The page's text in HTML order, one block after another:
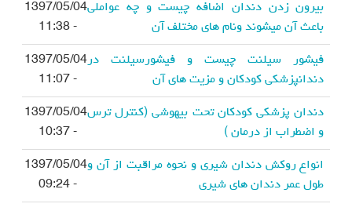
بیرون زدن دندان اضافه چیست و چه عواملی
باعث آن میشوند ونام های مختلف آن
1397/05/04
- 11:38
فیشور سیلنت چیست و فیشورسیلنت در
دندانپزشکی کودکان و مزیت های آن
1397/05/04
- 11:07
دندان پزشکی کودکان تحت بیهوشی (کنترل ترس
و اضطراب از درمان )
1397/05/04
- 10:37
انواع روکش دندان شیری و نحوه مراقبت از آن و
طول عمر دندان های شیری
1397/05/04
- 09:24